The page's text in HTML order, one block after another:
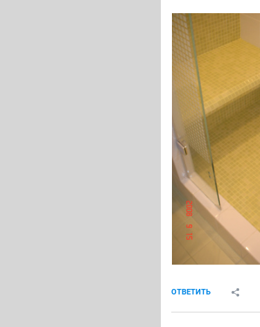
ОТВЕТИТЬ